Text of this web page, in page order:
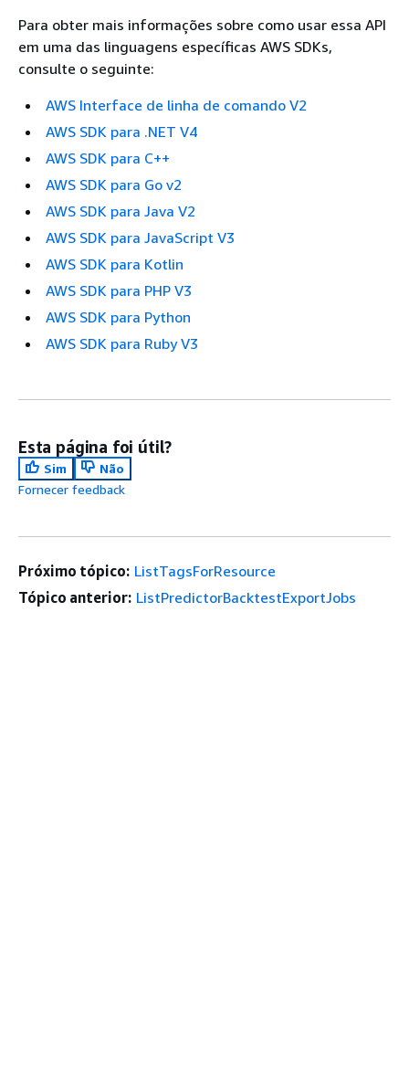
Para obter mais informações sobre como usar essa API
em uma das linguagens específicas AWS SDKs,
consulte o seguinte:
AWS Interface de linha de comando V2
AWS SDK para .NET V4
AWS SDK para C++
AWS SDK para Go v2
AWS SDK para Java V2
AWS SDK para JavaScript V3
AWS SDK para Kotlin
AWS SDK para PHP V3
AWS SDK para Python
AWS SDK para Ruby V3
Esta página foi útil?
Sim
Não
Fornecer feedback
Próximo tópico: ListTagsForResource
Tópico anterior: ListPredictorBacktestExportJobs